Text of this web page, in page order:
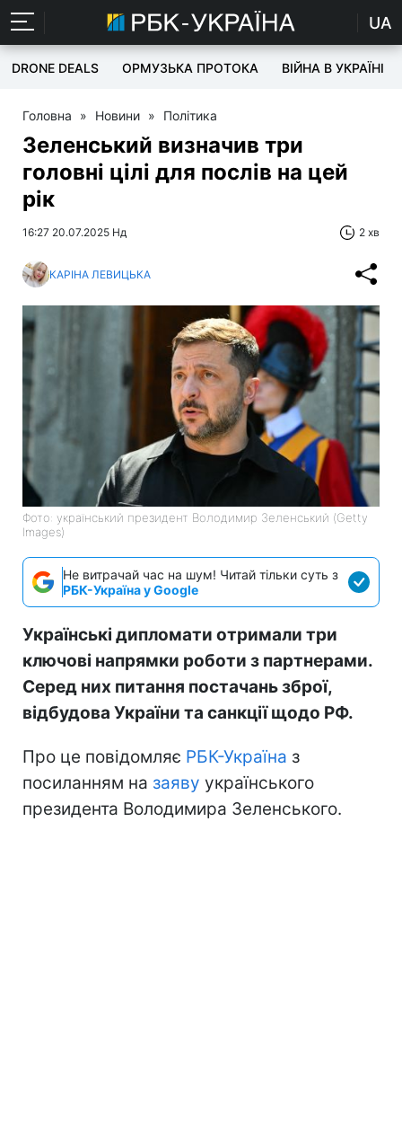
UA
DRONE DEALS ОРМУЗЬКА ПРОТОКА ВІЙНА В УКРАЇНІ
Головна » Новини » Політика
Зеленський визначив три
головні цілі для послів на цей
рік
16:27 20.07.2025 Нд 2 хв
КАРІНА ЛЕВИЦЬКА
Фото: український президент Володимир Зеленський (Getty
Images)
Не витрачай час на шум! Читай тільки суть з
РБК-Україна у Google
Українські дипломати отримали три
ключові напрямки роботи з партнерами.
Серед них питання постачань зброї,
відбудова України та санкції щодо РФ.
Про це повідомляє РБК-Україна з
посиланням на заяву українського
президента Володимира Зеленського.